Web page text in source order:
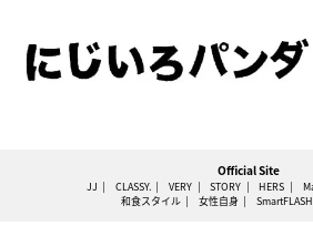
Official Site
JJ CLASSY. VERY STORY HERS
和食スタイル
女性自身 SmartFLASH